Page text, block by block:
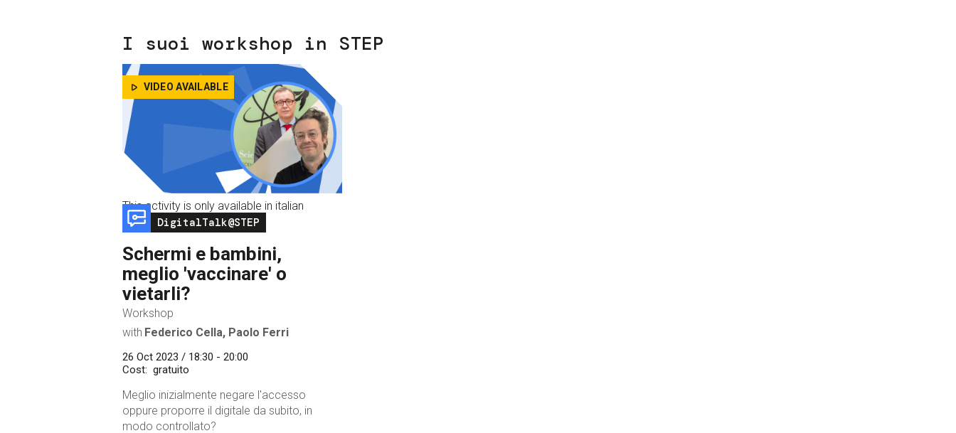
I suoi workshop in STEP
VIDEO AVAILABLE
This activity is only available in italian
Image
DigitalTalk@STEP
Schermi e bambini,
meglio 'vaccinare' o
vietarli?
Workshop
with Federico Cella, Paolo Ferri
26 Oct 2023 / 18:30 - 20:00
Cost
gratuito
Meglio inizialmente negare l'accesso
oppure proporre il digitale da subito, in
modo controllato?